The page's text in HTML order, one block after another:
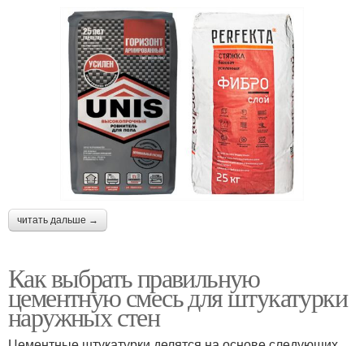
читать дальше →
Как выбрать правильную
цементную смесь для штукатурки
наружных стен